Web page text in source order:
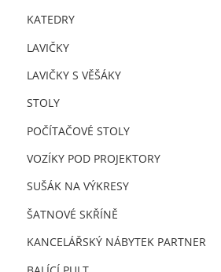
KATEDRY
LAVIČKY
LAVIČKY S VĚŠÁKY
STOLY
POČÍTAČOVÉ STOLY
VOZÍKY POD PROJEKTORY
SUŠÁK NA VÝKRESY
ŠATNOVÉ SKŘÍNĚ
KANCELÁŘSKÝ NÁBYTEK PARTNER